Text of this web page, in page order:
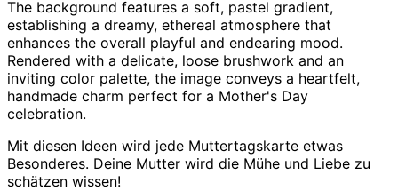
Mit diesen Ideen wird jede Muttertagskarte etwas
Besonderes. Deine Mutter wird die Mühe und Liebe zu
schätzen wissen!